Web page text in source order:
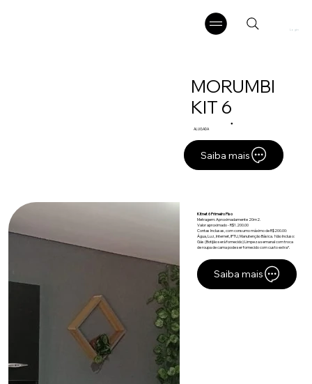
Login
MORUMBI
KIT 6
●
ALUGADA
Saiba mais
Kitnet 6 Primeiro Piso
Metragem: Aproximadamente 20m2.
Valor aproximado - R$1.200.00
Contas Inclusas, com consumo máximo de R$200.00:
Água, Luz, Internet, IPTU, Manutenção Básica. Não Incluso:
Gás (Botijão será fornecido) Limpeza semanal com troca
de roupa de cama pode ser fornecido com custo extra*.
Saiba mais